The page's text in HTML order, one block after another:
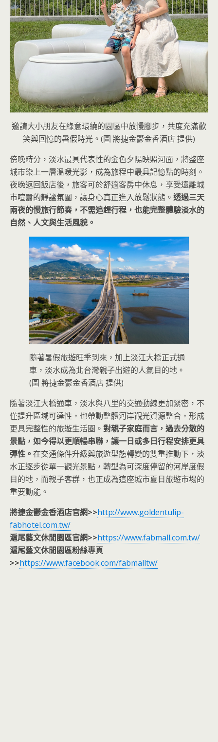
邀請大小朋友在綠意環繞的園區中放慢腳步，共度充滿歡
笑與回憶的暑假時光。(圖 將捷金鬱金香酒店 提供)
傍晚時分，淡水最具代表性的金色夕陽映照河面，將整座
城市染上一層溫暖光影，成為旅程中最具記憶點的時刻。
夜晚返回飯店後，旅客可於舒適客房中休息，享受遠離城
市喧囂的靜謐氛圍，讓身心真正進入放鬆狀態。 透過三天
兩夜的慢旅行節奏，不需追趕行程，也能完整體驗淡水的
自然、人文與生活風貌。
隨著暑假旅遊旺季到來，加上淡江大橋正式通
車，淡水成為北台灣親子出遊的人氣目的地。
(圖 將捷金鬱金香酒店 提供)
隨著淡江大橋通車，淡水與八里的交通動線更加緊密，不
僅提升區域可達性，也帶動整體河岸觀光資源整合，形成
更具完整性的旅遊生活圈。 對親子家庭而言，過去分散的
景點，如今得以更順暢串聯，讓一日或多日行程安排更具
彈性。 在交通條件升級與旅遊型態轉變的雙重推動下，淡
水正逐步從單一觀光景點，轉型為可深度停留的河岸度假
目的地，而親子客群，也正成為這座城市夏日旅遊市場的
重要動能。
將捷金鬱金香酒店官網>>http://www.goldentulip-
fabhotel.com.tw/
滬尾藝文休閒園區官網>>https://www.fabmall.com.tw/
滬尾藝文休閒園區粉絲專頁
>>https://www.facebook.com/fabmalltw/